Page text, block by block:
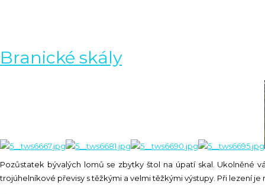
Branické skály
Pozůstatek bývalých lomů se zbytky štol na úpatí skal. Ukolněné
trojúhelníkové převisy s těžkými a velmi těžkými výstupy. Při lezení je